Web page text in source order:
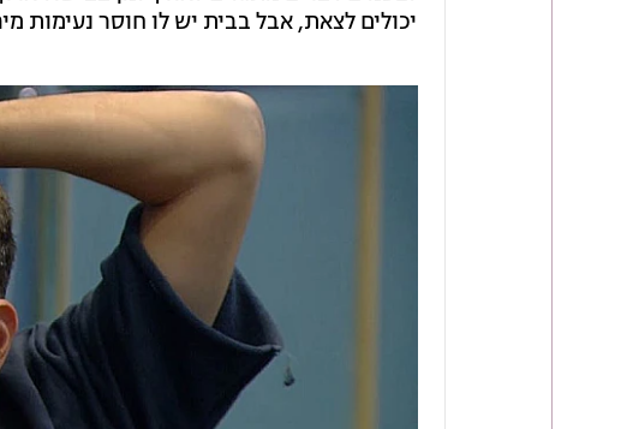
יכולים לצאת, אבל בבית יש לו חוסר נעימות